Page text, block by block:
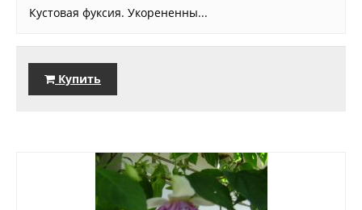
Кустовая фуксия. Укорененны...
Купить